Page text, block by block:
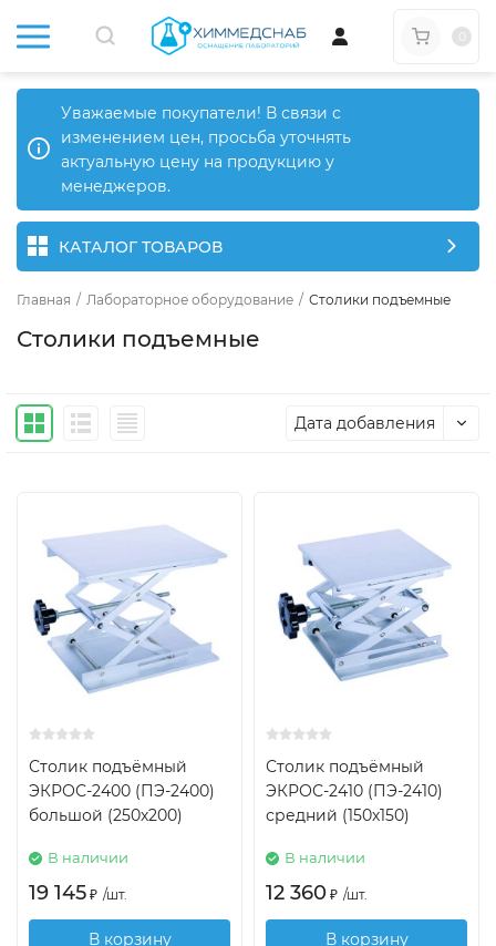
Уважаемые покупатели! В связи с
изменением цен, просьба уточнять
актуальную цену на продукцию у
менеджеров.
КАТАЛОГ ТОВАРОВ
Главная / Лабораторное оборудование / Столики подъемные
Столики подъемные
Дата добавления
Столик подъёмный
ЭКРОС-2400 (ПЭ-2400)
большой (250х200)
В наличии
19 145 ₽ /шт.
В корзину
Столик подъёмный
ЭКРОС-2410 (ПЭ-2410)
средний (150х150)
В наличии
12 360 ₽ /шт.
В корзину